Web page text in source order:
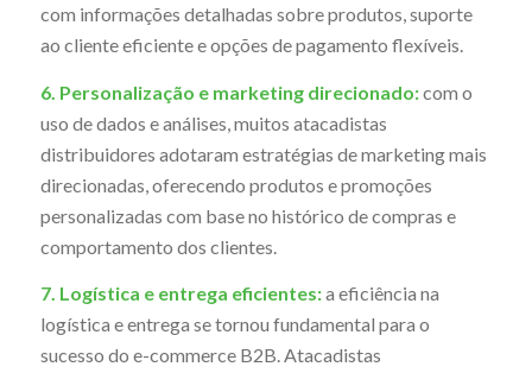
com informações detalhadas sobre produtos, suporte
ao cliente eficiente e opções de pagamento flexíveis.
6. Personalização e marketing direcionado:com o
uso de dados e análises, muitos atacadistas
distribuidores adotaram estratégias de marketing mais
direcionadas, oferecendo produtos e promoções
personalizadas com base no histórico de compras e
comportamento dos clientes.
7. Logística e entrega eficientes:a eficiência na
logística e entrega se tornou fundamental para o
sucesso do e-commerce B2B. Atacadistas